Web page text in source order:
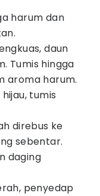
harum dan
daun
Tumis hingga
aroma harum.
tumis
direbus ke
sebentar.
daging
penyedap